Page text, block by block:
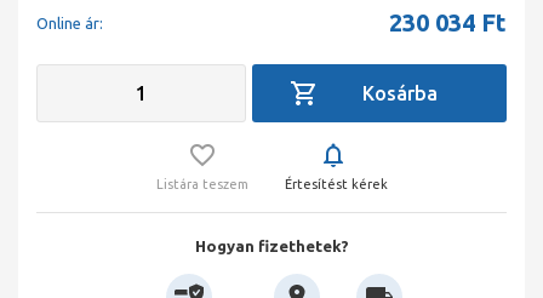
Online ár: 230 034 Ft
Listára teszem Értesítést kérek
Hogyan fizethetek?